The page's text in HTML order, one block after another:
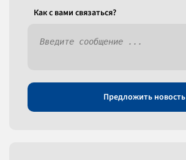
Как c вами связаться?
Предложить новость